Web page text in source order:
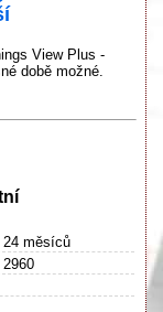
View Plus -
době možné.
24 měsíců
2960